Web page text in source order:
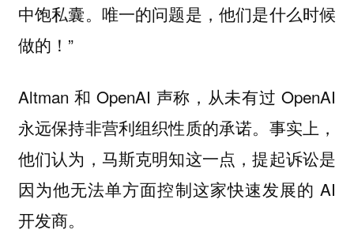
中饱私囊。唯一的问题是，他们是什么时候
做的！”
Altman 和 OpenAI 声称，从未有过 OpenAI
永远保持非营利组织性质的承诺。事实上，
他们认为，马斯克明知这一点，提起诉讼是
因为他无法单方面控制这家快速发展的 AI
开发商。